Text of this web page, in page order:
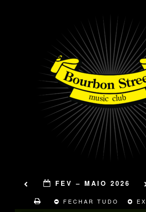
FEV – MAIO 2026
FECHAR TUDO